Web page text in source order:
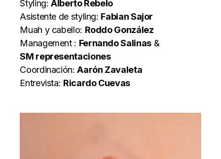
Styling:Alberto Rebelo
Asistente de styling: Fabian Sajor
Muah y cabello: Roddo González
Management : Fernando Salinas&
SM representaciones
Coordinación:Aarón Zavaleta
Entrevista: Ricardo Cuevas